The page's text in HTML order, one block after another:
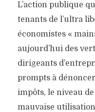
L’action publique
tenants de l’ultra
économistes «
aujourd’hui des
dirigeants
prompts à
impôts, le niveau
mauvaise